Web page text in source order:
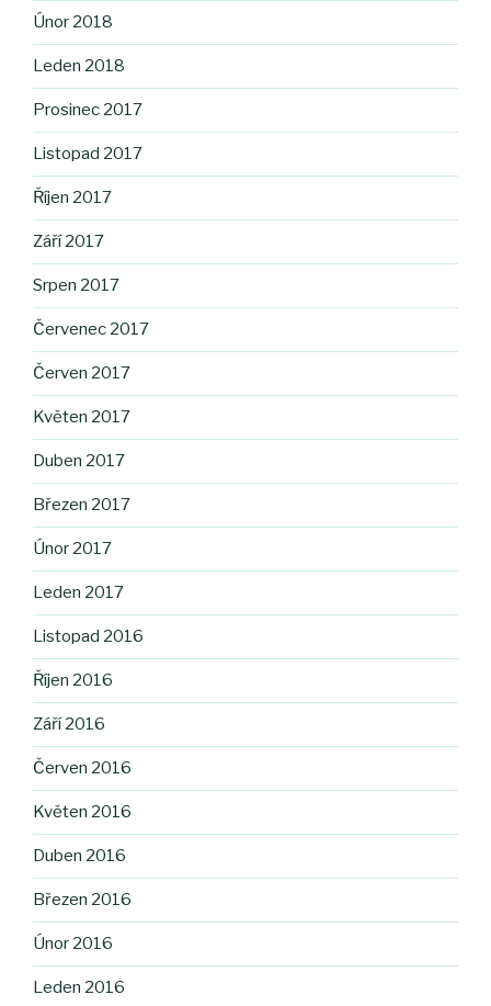
Únor 2018
Leden 2018
Prosinec 2017
Listopad 2017
Říjen 2017
Září 2017
Srpen 2017
Červenec 2017
Červen 2017
Květen 2017
Duben 2017
Březen 2017
Únor 2017
Leden 2017
Listopad 2016
Říjen 2016
Září 2016
Červen 2016
Květen 2016
Duben 2016
Březen 2016
Únor 2016
Leden 2016